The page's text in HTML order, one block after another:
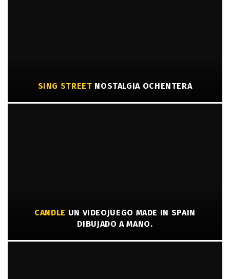
SING STREET NOSTALGIA OCHENTERA
CANDLE UN VIDEOJUEGO MADE IN SPAIN
DIBUJADO A MANO.